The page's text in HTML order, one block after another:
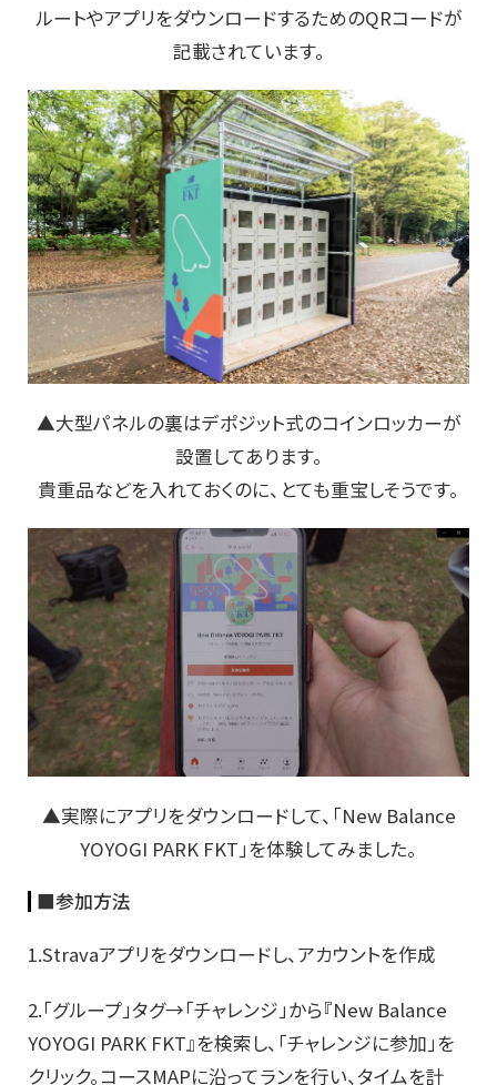
ルートやアプリをダウンロードするためのQRコードが
記載されています。
▲大型パネルの裏はデポジット式のコインロッカーが
設置してあります。
貴重品などを入れておくのに、とても重宝しそうです。
▲実際にアプリをダウンロードして、「New Balance
YOYOGI PARK FKT」を体験してみました。
■参加方法
1.Stravaアプリをダウンロードし、アカウントを作成
2.「グループ」タグ→「チャレンジ」から『New Balance
YOYOGI PARK FKT』を検索し、「チャレンジに参加」を
クリック。コースMAPに沿ってランを行い、タイムを計